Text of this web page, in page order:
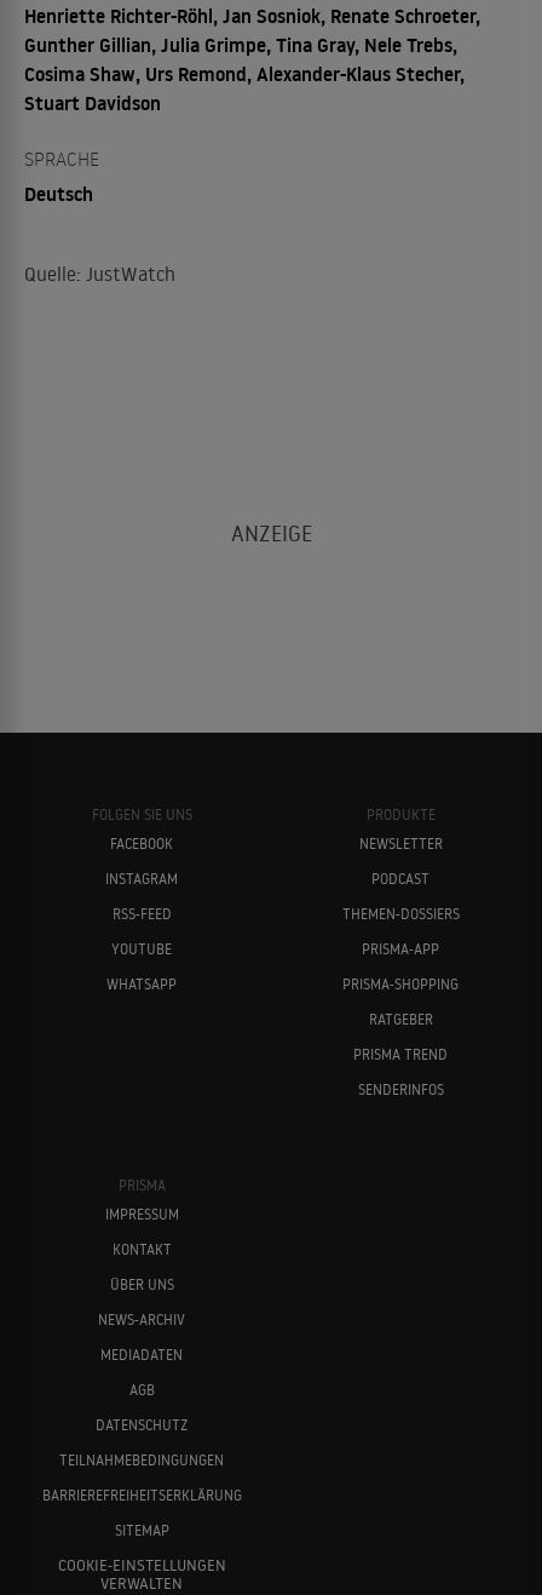
Henriette Richter-Röhl, Jan Sosniok, Renate Schroeter,
Gunther Gillian, Julia Grimpe, Tina Gray, Nele Trebs,
Cosima Shaw, Urs Remond, Alexander-Klaus Stecher,
Stuart Davidson
SPRACHE
Deutsch
Quelle: JustWatch
FOLGEN SIE UNS
FACEBOOK
INSTAGRAM
RSS-FEED
YOUTUBE
WHATSAPP
PRODUKTE
NEWSLETTER
PODCAST
THEMEN-DOSSIERS
PRISMA-APP
PRISMA-SHOPPING
RATGEBER
PRISMA TREND
SENDERINFOS
PRISMA
IMPRESSUM
KONTAKT
ÜBER UNS
NEWS-ARCHIV
MEDIADATEN
AGB
DATENSCHUTZ
TEILNAHMEBEDINGUNGEN
BARRIEREFREIHEITSERKLÄRUNG
SITEMAP
COOKIE-EINSTELLUNGEN
VERWALTEN